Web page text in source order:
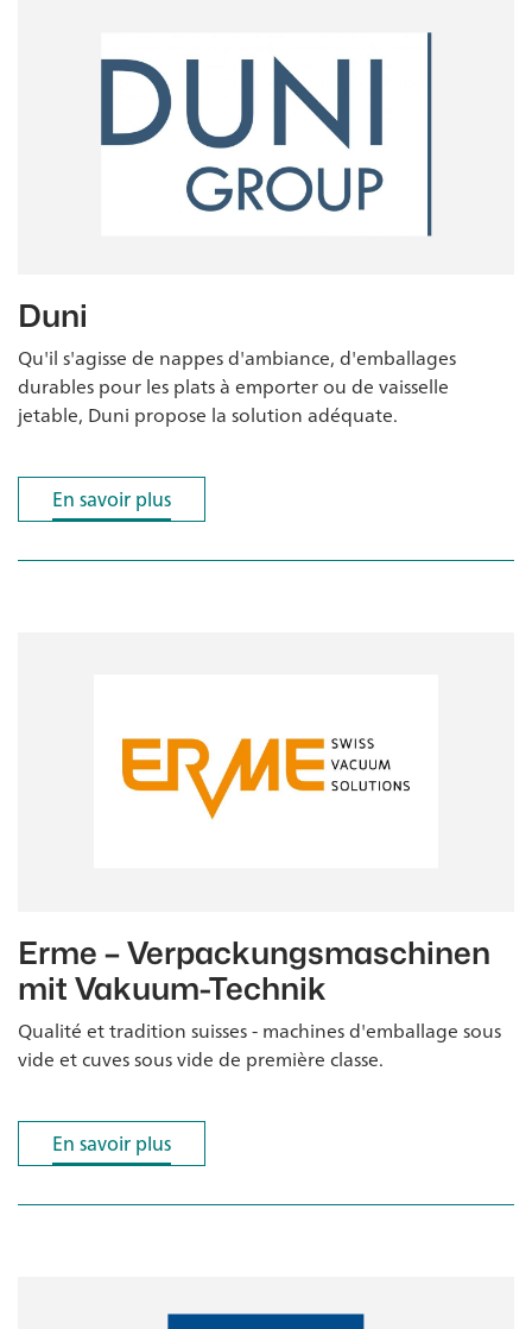
Duni
Qu'il s'agisse de nappes d'ambiance, d'emballages
durables pour les plats à emporter ou de vaisselle
jetable, Duni propose la solution adéquate.
En savoir plus
En savoir plus
Erme – Verpackungsmaschinen
mit Vakuum-Technik
Qualité et tradition suisses - machines d'emballage sous
vide et cuves sous vide de première classe.
En savoir plus
En savoir plus